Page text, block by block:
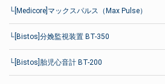
└[Medicore]マックスパルス（Max Pulse）
└[Bistos]分娩監視装置 BT-350
└[Bistos]胎児心音計 BT-200